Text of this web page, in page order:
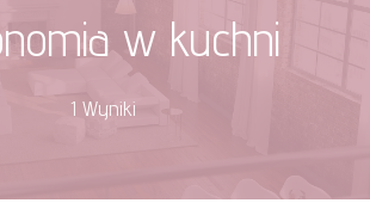
w kuchni
1 Wyniki